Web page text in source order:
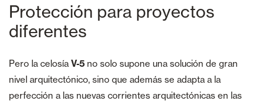
Protección para proyectos
diferentes
Pero la celosía V-5 no solo supone una solución de gran
nivel arquitectónico, sino que además se adapta a la
perfección a las nuevas corrientes arquitectónicas en las